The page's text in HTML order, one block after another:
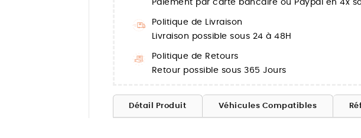
Paiement par carte bancaire ou Paypal en 4x
Politique de Livraison
Livraison possible sous 24 à 48H
Politique de Retours
Retour possible sous 365 Jours
Détail Produit Véhicules Compatibles